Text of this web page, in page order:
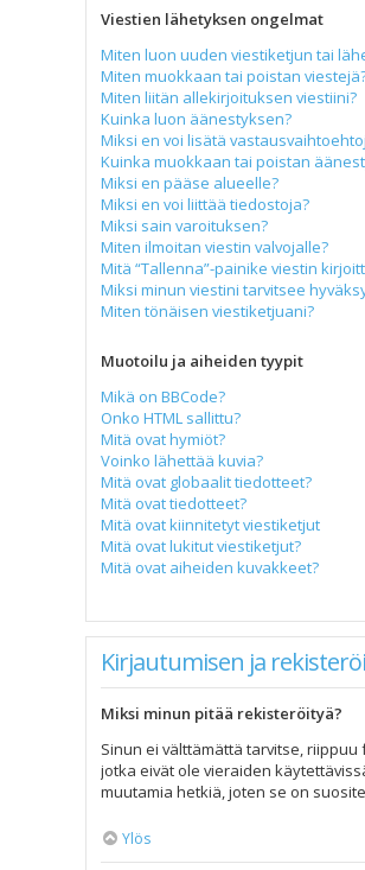
Viestien lähetyksen ongelmat
Miten luon uuden viestiketjun tai
Miten muokkaan tai poistan
Miten liitän allekirjoituksen viestiini?
Kuinka luon äänestyksen?
Miksi en voi lisätä
Kuinka muokkaan tai poistan
Miksi en pääse alueelle?
Miksi en voi liittää tiedostoja?
Miksi sain varoituksen?
Miten ilmoitan viestin valvojalle?
Mitä “Tallenna”-painike viestin
Miksi minun viestini tarvitsee
Miten tönäisen viestiketjuani?
Muotoilu ja aiheiden tyypit
Mikä on BBCode?
Onko HTML sallittu?
Mitä ovat hymiöt?
Voinko lähettää kuvia?
Mitä ovat globaalit tiedotteet?
Mitä ovat tiedotteet?
Mitä ovat kiinnitetyt viestiketjut
Mitä ovat lukitut viestiketjut?
Mitä ovat aiheiden kuvakkeet?
Kirjautumisen ja
Miksi minun pitää rekisteröityä?
Sinun ei välttämättä tarvitse,
jotka eivät ole vieraiden
muutamia hetkiä, joten se on
Ylös